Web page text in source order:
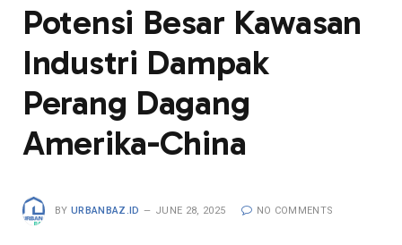
Potensi Besar Kawasan
Industri Dampak
Perang Dagang
Amerika-China
BY URBANBAZ.ID JUNE 28, 2025 NO COMMENTS